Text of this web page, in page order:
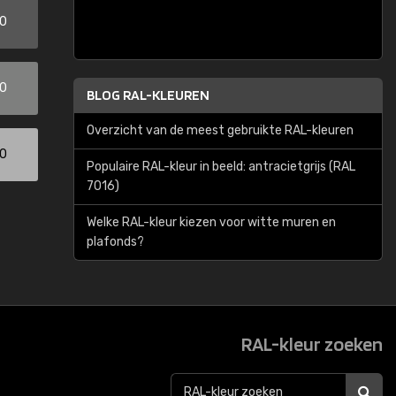
BLOG RAL-KLEUREN
Overzicht van de meest gebruikte RAL-kleuren
Populaire RAL-kleur in beeld: antracietgrijs (RAL
7016)
Welke RAL-kleur kiezen voor witte muren en
plafonds?
RAL-kleur zoeken